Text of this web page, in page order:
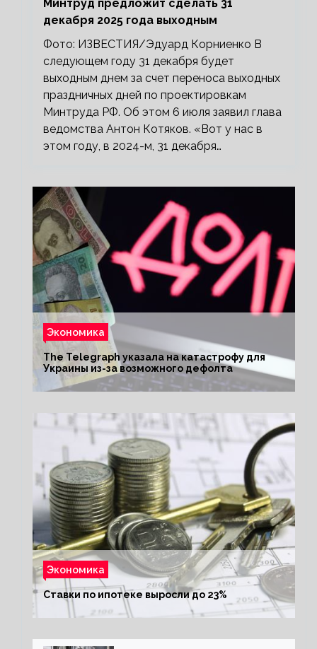
Минтруд предложит сделать 31
декабря 2025 года выходным
Фото: ИЗВЕСТИЯ/Эдуард Корниенко В
следующем году 31 декабря будет
выходным днем за счет переноса выходных
праздничных дней по проектировкам
Минтруда РФ. Об этом 6 июля заявил глава
ведомства Антон Котяков. «Вот у нас в
этом году, в 2024-м, 31 декабря…
Экономика
The Telegraph указала на катастрофу для
Украины из-за возможного дефолта
Экономика
Ставки по ипотеке выросли до 23%